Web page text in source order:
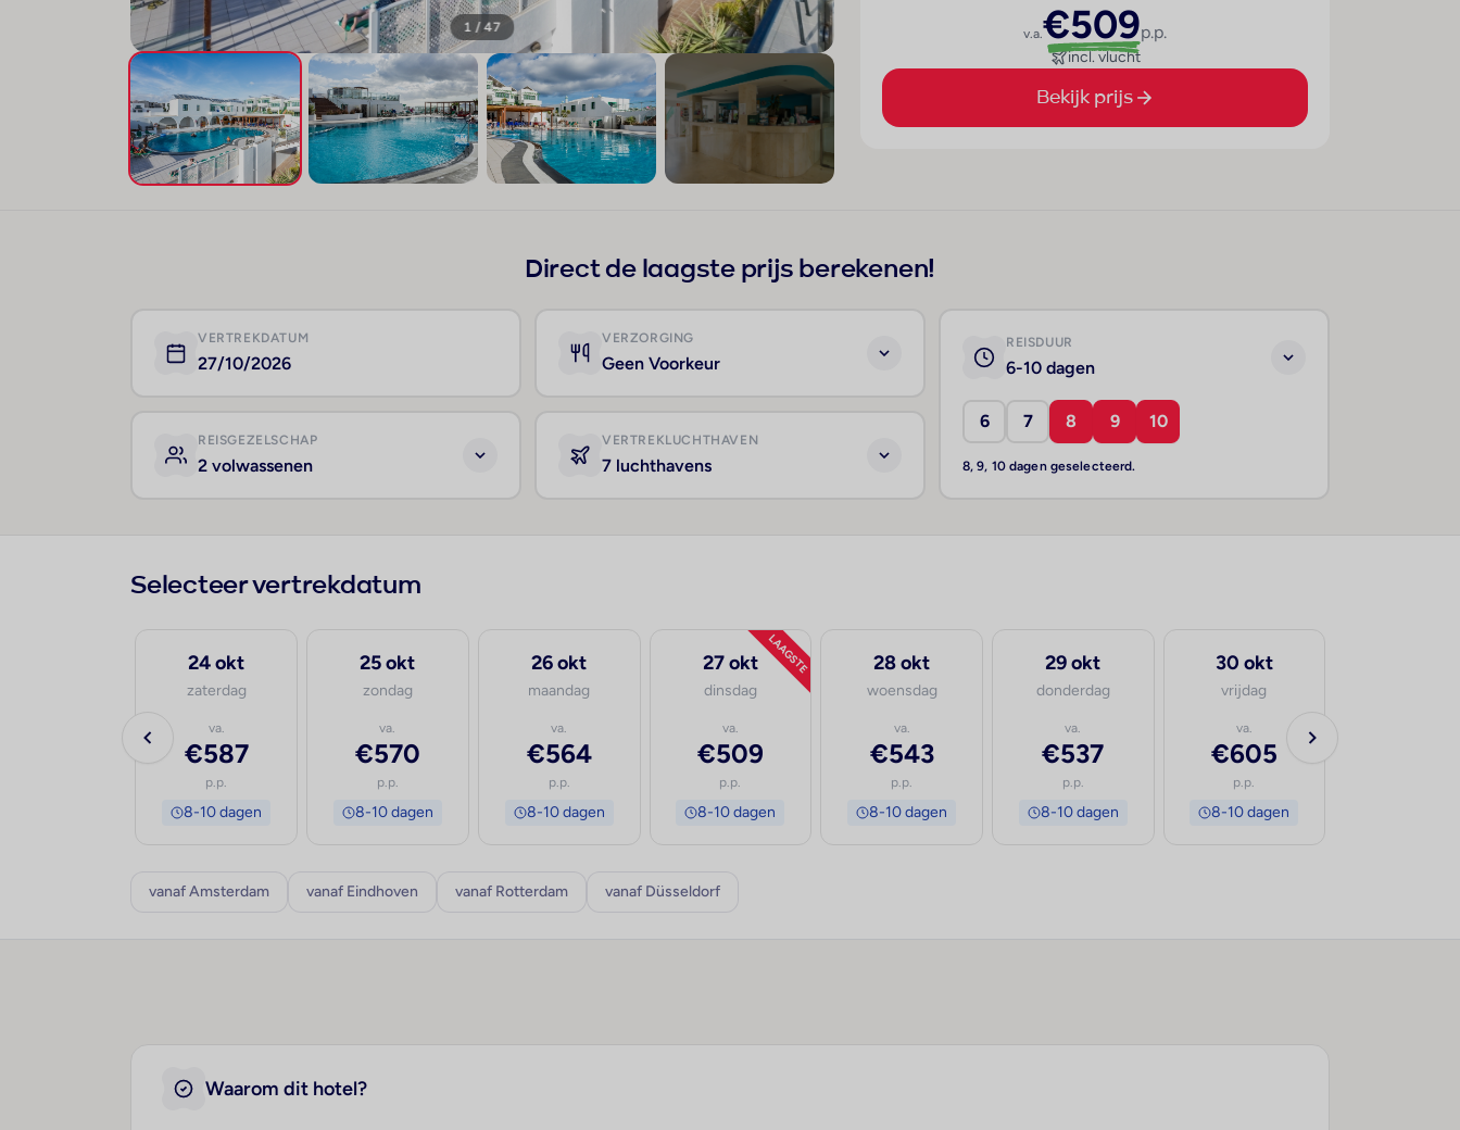
1 / 47 v.a.€509p.p.
incl. vlucht
Bekijk prijs
Direct de laagste prijs berekenen!
VERTREKDATUM
27/10/2026
VERZORGING
Geen Voorkeur
REISDUUR
6-10 dagen
6 7 8 9 10
8, 9, 10 dagen geselecteerd.
REISGEZELSCHAP
2 volwassenen
VERTREKLUCHTHAVEN
7 luchthavens
Selecteer vertrekdatum
24 okt
zaterdag
va.
€587
p.p.
8-10 dagen
25 okt
zondag
va.
€570
p.p.
8-10 dagen
26 okt
maandag
va.
€564
p.p.
8-10 dagen
LAAGSTE
27 okt
dinsdag
va.
€509
p.p.
8-10 dagen
28 okt
woensdag
va.
€543
p.p.
8-10 dagen
29 okt
donderdag
va.
€537
p.p.
8-10 dagen
30 okt
vrijdag
va.
€605
p.p.
8-10 dagen
vanaf Amsterdam vanaf Eindhoven vanaf Rotterdam vanaf Düsseldorf
Waarom dit hotel?